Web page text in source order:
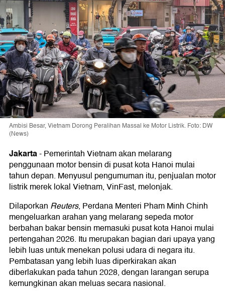
Ambisi Besar, Vietnam Dorong Peralihan Massal ke Motor Listrik. Foto: DW
(News)
Jakarta-Pemerintah Vietnam akan melarang
penggunaan motor bensin di pusat kota Hanoi mulai
tahun depan. Menyusul pengumuman itu, penjualan motor
listrik merek lokal Vietnam, VinFast, melonjak.
Dilaporkan Reuters, Perdana Menteri Pham Minh Chinh
mengeluarkan arahan yang melarang sepeda motor
berbahan bakar bensin memasuki pusat kota Hanoi mulai
pertengahan 2026. Itu merupakan bagian dari upaya yang
lebih luas untuk menekan polusi udara di negara itu.
Pembatasan yang lebih luas diperkirakan akan
diberlakukan pada tahun 2028, dengan larangan serupa
kemungkinan akan meluas secara nasional.